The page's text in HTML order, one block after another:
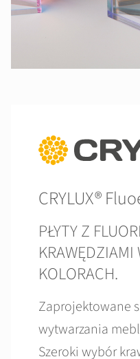
CRYLUX®
PŁYTY Z
KRAWĘDZIAMI
KOLORACH.
Zaprojektowane
wytwarzania
Szeroki wybór